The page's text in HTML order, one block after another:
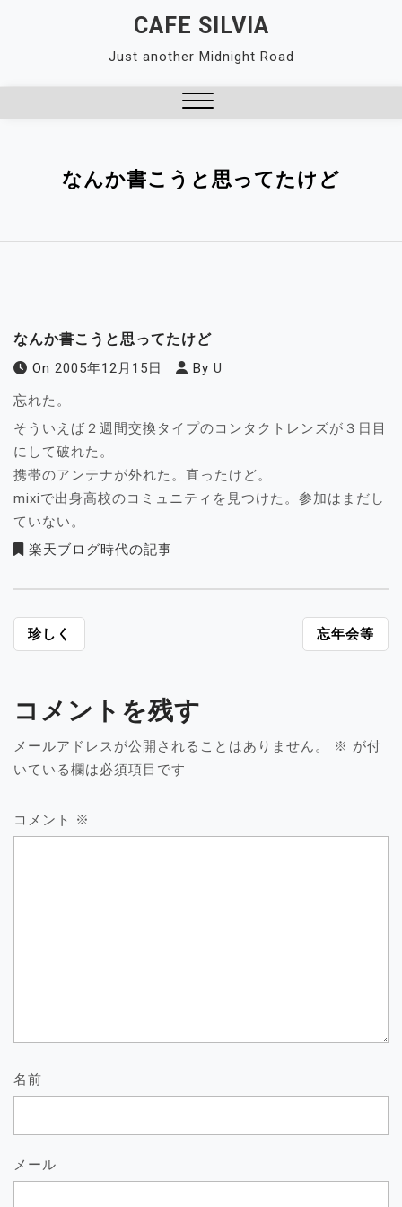
CAFE SILVIA
Just another Midnight Road
なんか書こうと思ってたけど
なんか書こうと思ってたけど
On 2005年12月15日 By U
忘れた。
そういえば２週間交換タイプのコンタクトレンズが３日目
にして破れた。
携帯のアンテナが外れた。直ったけど。
mixiで出身高校のコミュニティを見つけた。参加はまだし
ていない。
楽天ブログ時代の記事
投
稿
ビ
ゲ
ー
シ
ン
珍しく 忘年会等
コメントを残す
メールアドレスが公開されることはありません。 ※ が付
いている欄は必須項目です
コメント ※
名前
メール